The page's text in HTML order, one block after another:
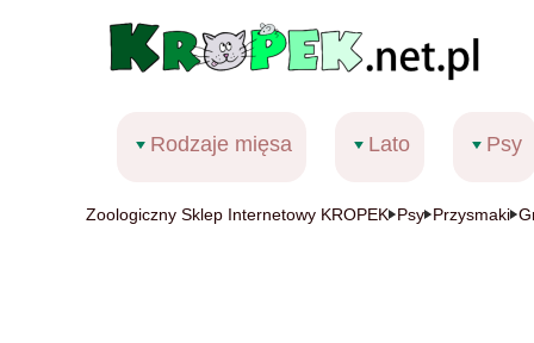
Rodzaje mięsa Lato Psy
Zoologiczny Sklep Internetowy KROPEK Psy Przysmaki